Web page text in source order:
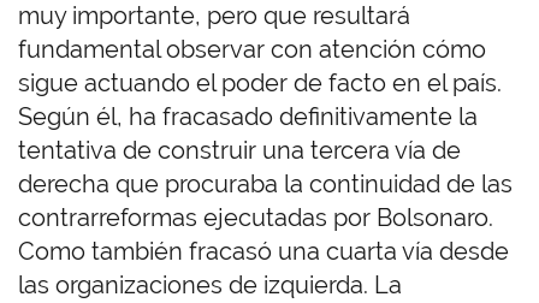
muy importante, pero que resultará
fundamental observar con atención cómo
sigue actuando el poder de facto en el país.
Según él, ha fracasado definitivamente la
tentativa de construir una tercera vía de
derecha que procuraba la continuidad de las
contrarreformas ejecutadas por Bolsonaro.
Como también fracasó una cuarta vía desde
las organizaciones de izquierda. La